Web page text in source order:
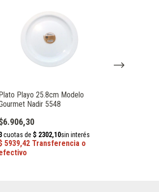
Plato Playo 25.8cm Modelo
Nadir 5548